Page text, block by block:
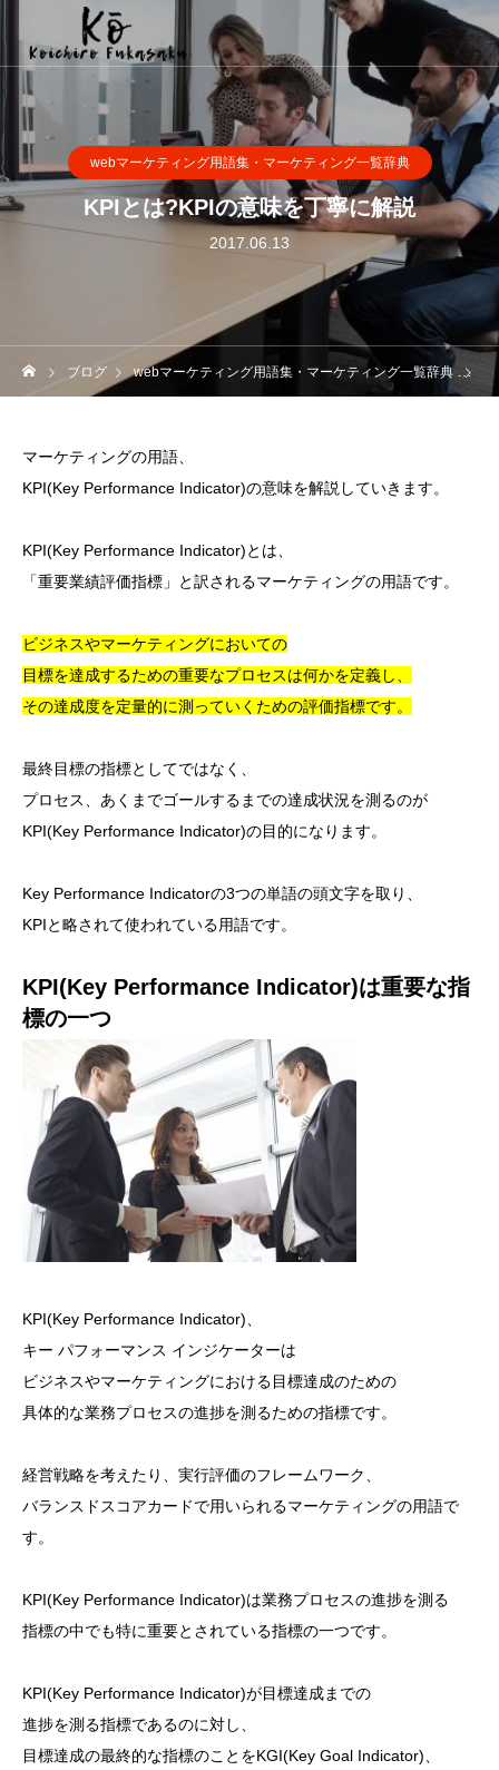
webマーケティング用語集・マーケティング一覧辞典
KPIとは?KPIの意味を丁寧に解説
2017.06.13
ブログ webマーケティング用語集・マーケティング一覧辞典
マーケティングの用語、
KPI(Key Performance Indicator)の意味を解説していきます。
KPI(Key Performance Indicator)とは、
「重要業績評価指標」と訳されるマーケティングの用語です。
ビジネスやマーケティングにおいての
目標を達成するための重要なプロセスは何かを定義し、
その達成度を定量的に測っていくための評価指標です。
最終目標の指標としてではなく、
プロセス、あくまでゴールするまでの達成状況を測るのが
KPI(Key Performance Indicator)の目的になります。
Key Performance Indicatorの3つの単語の頭文字を取り、
KPIと略されて使われている用語です。
KPI(Key Performance Indicator)は重要な指
標の一つ
KPI(Key Performance Indicator)、
キー パフォーマンス インジケーターは
ビジネスやマーケティングにおける目標達成のための
具体的な業務プロセスの進捗を測るための指標です。
経営戦略を考えたり、実行評価のフレームワーク、
バランスドスコアカードで用いられるマーケティングの用語で
す。
KPI(Key Performance Indicator)は業務プロセスの進捗を測る
指標の中でも特に重要とされている指標の一つです。
KPI(Key Performance Indicator)が目標達成までの
進捗を測る指標であるのに対し、
目標達成の最終的な指標のことをKGI(Key Goal Indicator)、